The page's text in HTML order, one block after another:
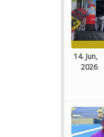
14. Jun,
2026